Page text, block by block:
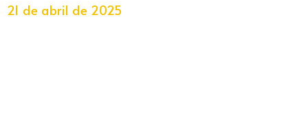
21 de abril de 2025